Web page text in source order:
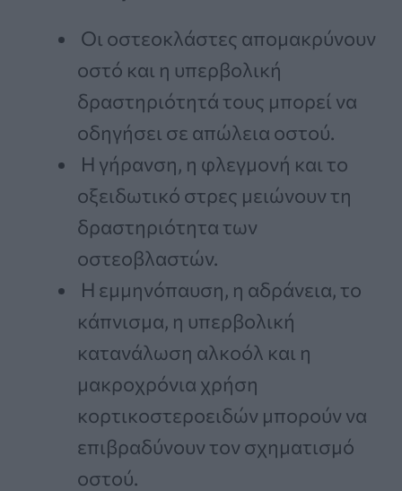
Οι οστεοκλάστες απομακρύνουν
οστό και η υπερβολική
δραστηριότητά τους μπορεί να
οδηγήσει σε απώλεια οστού.
Η γήρανση, η φλεγμονή και το
οξειδωτικό στρες μειώνουν τη
δραστηριότητα των
οστεοβλαστών.
Η εμμηνόπαυση, η αδράνεια, το
κάπνισμα, η υπερβολική
κατανάλωση αλκοόλ και η
μακροχρόνια χρήση
κορτικοστεροειδών μπορούν να
επιβραδύνουν τον σχηματισμό
οστού.